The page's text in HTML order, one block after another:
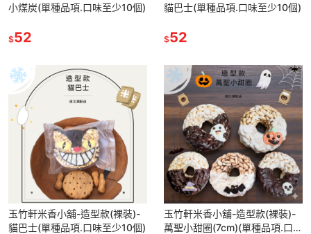
小煤炭(單種品項.口味至少10個)
$52
貓巴士(單種品項.口味至少10個)
$52
玉竹軒米香小舖-造型款(裸裝)-
貓巴士(單種品項.口味至少10個)
玉竹軒米香小舖-造型款(裸裝)-
萬聖小甜圈(7cm)(單種品項.口味